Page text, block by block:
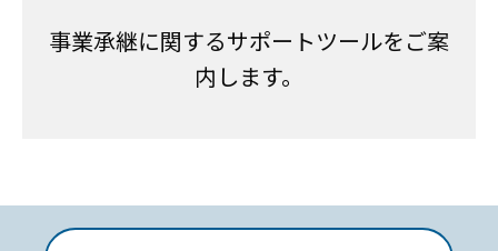
事業承継に関するサポートツールをご案
内します。